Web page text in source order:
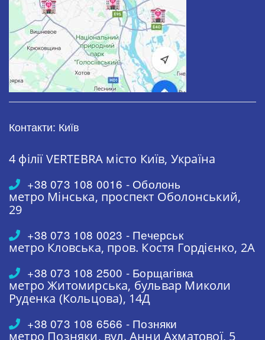
Контакти: Київ
4 філії VERTEBRA місто Київ, Україна
+38 073 108 0016 - Оболонь
метро Мінська, проспект Оболонський,
29
+38 073 108 0023 - Печерськ
метро Кловська, пров. Костя Гордієнко, 2А
+38 073 108 2500 - Борщагівка
метро Житомирська, бульвар Миколи
Руденка (Кольцова), 14Д
+38 073 108 6566 - Позняки
метро Позняки, вул. Анни Ахматової, 5